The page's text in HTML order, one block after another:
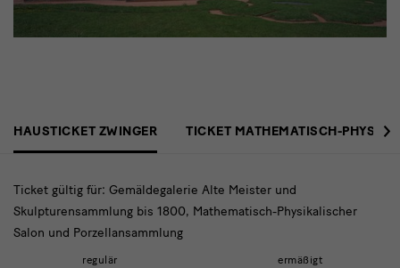
Eintrittspreise
Zwinger
HAUSTICKET ZWINGER TICKET MATHEMATISCH- ›
Ticket gültig für: Gemäldegalerie Alte Meister und
Skulpturensammlung bis 1800, Mathematisch-Physikalischer
Salon und Porzellansammlung
regulär ermäßigt